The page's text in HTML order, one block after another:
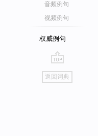
音频例句
视频例句
权威例句
go
top
返回词典